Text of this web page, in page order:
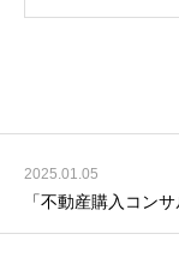
2025.01.05
「不動産購入コン